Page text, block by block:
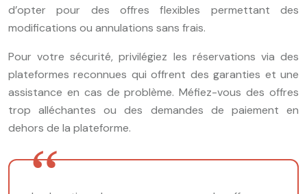
d’opter pour des offres flexibles permettant des
modifications ou annulations sans frais.
Pour votre sécurité, privilégiez les réservations via des
plateformes reconnues qui offrent des garanties et une
assistance en cas de problème. Méfiez-vous des offres
trop alléchantes ou des demandes de paiement en
dehors de la plateforme.